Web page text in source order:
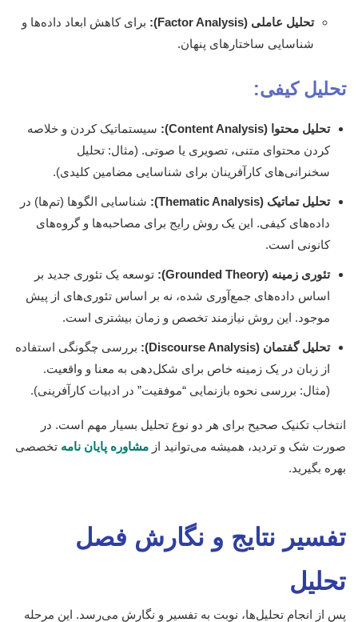
تحلیل عاملی (Factor Analysis):
برای کاهش ابعاد داده‌ها و
شناسایی ساختارهای پنهان.
تحلیل کیفی:
تحلیل محتوا (Content Analysis):
سیستماتیک کردن و خلاصه
کردن محتوای متنی، تصویری یا صوتی. (مثال: تحلیل
سخنرانی‌های کارآفرینان برای شناسایی مضامین کلیدی).
تحلیل تماتیک (Thematic Analysis):
شناسایی الگوها (تم‌ها) در
داده‌های کیفی. این یک روش رایج برای مصاحبه‌ها و گروه‌های
کانونی است.
تئوری زمینه (Grounded Theory):
توسعه یک تئوری جدید بر
اساس داده‌های جمع‌آوری شده، نه بر اساس تئوری‌های از پیش
موجود. این روش نیازمند تخصص و زمان بیشتری است.
تحلیل گفتمان (Discourse Analysis):
بررسی چگونگی استفاده
از زبان در یک زمینه خاص برای شکل‌دهی به معنا و واقعیت.
(مثال: بررسی نحوه بازنمایی “موفقیت” در ادبیات کارآفرینی).
انتخاب تکنیک صحیح برای هر دو نوع تحلیل بسیار مهم است. در
صورت شک و تردید، همیشه می‌توانید از مشاوره پایان نامه تخصصی
بهره بگیرید.
تفسیر نتایج و نگارش فصل
تحلیل
پس از انجام تحلیل‌ها، نوبت به تفسیر و نگارش می‌رسد. این مرحله